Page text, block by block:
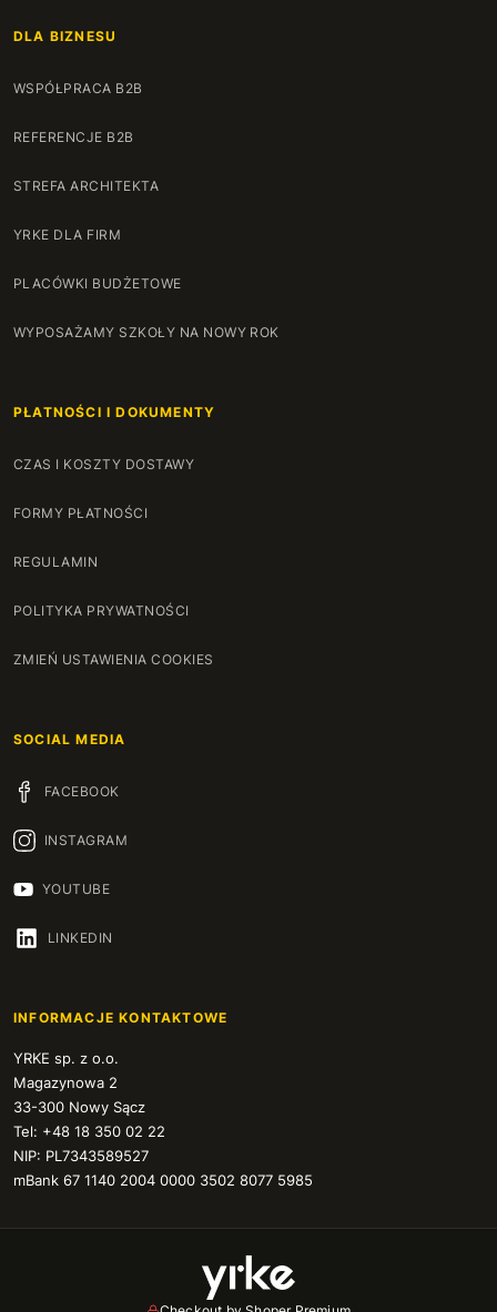
DLA BIZNESU
WSPÓŁPRACA B2B
REFERENCJE B2B
STREFA ARCHITEKTA
YRKE DLA FIRM
PLACÓWKI BUDŻETOWE
WYPOSAŻAMY SZKOŁY NA NOWY ROK
PŁATNOŚCI I DOKUMENTY
CZAS I KOSZTY DOSTAWY
FORMY PŁATNOŚCI
REGULAMIN
POLITYKA PRYWATNOŚCI
ZMIEŃ USTAWIENIA COOKIES
SOCIAL MEDIA
FACEBOOK
INSTAGRAM
YOUTUBE
LINKEDIN
INFORMACJE KONTAKTOWE
YRKE sp. z o.o.
Magazynowa 2
33-300 Nowy Sącz
Tel: +48 18 350 02 22
NIP: PL7343589527
mBank 67 1140 2004 0000 3502 8077 5985